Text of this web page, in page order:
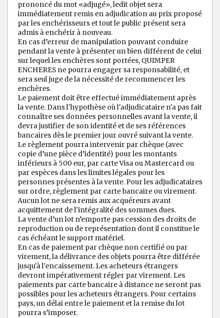
prononcé du mot «adjugé», ledit objet sera
immédiatement remis en adjudication au prix proposé
par les enchérisseurs et tout le public présent sera
admis à enchérir à nouveau.
En cas d’erreur de manipulation pouvant conduire
pendant la vente à présenter un bien différent de celui
sur lequel les enchères sont portées, QUIMPER
ENCHERES ne pourra engager sa responsabilité, et
sera seul juge de la nécessité de recommencer les
enchères.
Le paiement doit être effectué immédiatement après
la vente. Dans l'hypothèse où l'adjudicataire n'a pas fait
connaître ses données personnelles avant la vente, il
devra justifier de son identité et de ses références
bancaires dès le premier jour ouvré suivant la vente.
Le règlement pourra intervenir par chèque (avec
copie d’une pièce d’identité) pour les montants
inférieurs à 500 eur, par carte Visa ou Mastercard ou
par espèces dans les limites légales pour les
personnes présentes à la vente. Pour les adjudicataires
sur ordre, règlement par carte bancaire ou virement.
Aucun lot ne sera remis aux acquéreurs avant
acquittement de l'intégralité des sommes dues.
La vente d’un lot n’emporte pas cession des droits de
reproduction ou de représentation dont il constitue le
cas échéant le support matériel.
En cas de paiement par chèque non certifié ou par
virement, la délivrance des objets pourra être différée
jusqu'à l'encaissement. Les acheteurs étrangers
devront impérativement régler par virement. Les
paiements par carte bancaire à distance ne seront pas
possibles pour les acheteurs étrangers. Pour certains
pays, un délai entre le paiement et la remise du lot
pourra s’imposer.